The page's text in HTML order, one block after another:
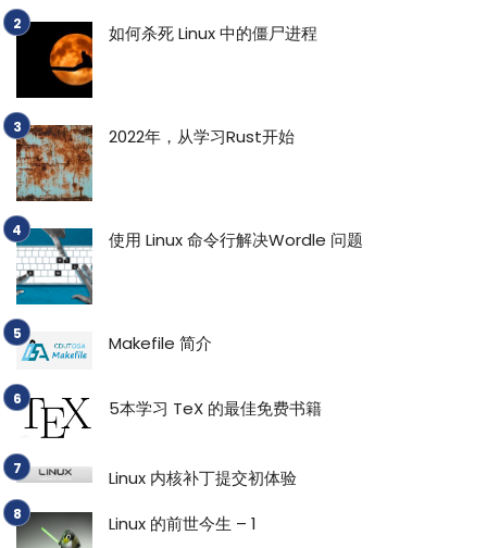
如何杀死 Linux 中的僵尸进程
2022年，从学习Rust开始
使用 Linux 命令行解决Wordle 问题
Makefile 简介
5本学习 TeX 的最佳免费书籍
Linux 内核补丁提交初体验
Linux 的前世今生 – 1